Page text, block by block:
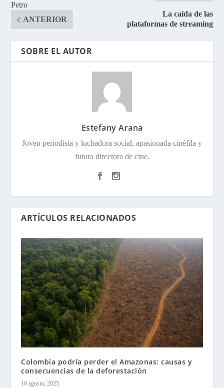
Petro
ANTERIOR
La caída de las
plataformas de streaming
SOBRE EL AUTOR
Estefany Arana
Joven periodista y luchadora social, apasionada cinéfila y
futura directora de cine.
ARTÍCULOS RELACIONADOS
Colombia podría perder el Amazonas: causas y
consecuencias de la deforestación
10 agosto, 2025